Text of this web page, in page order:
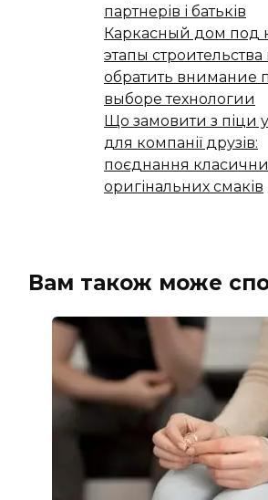
партнерів і батьків
Каркасный дом под
этапы строительства
обратить внимание
выборе технологии
Що замовити з піци
для компанії друзів:
поєднання
оригінальних смаків
Вам також може